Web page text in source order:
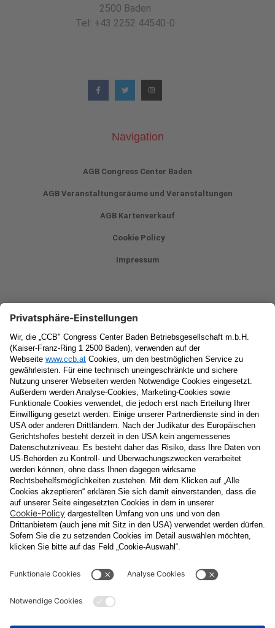
2500 Baden
Tel: +43 2252 44540-0
Navigation
AGB Congress Center Baden
AGB Veranstaltungsräume und Veranstaltungen
AGB Kartenverkauf
Cookie Policy
Impressum
Newsletter
Vorname
Nachname
E-Mail
Datenschutzerklärung
Ja , ich erlaube, dass meine personenbezogenen Daten, nämlich
Name undE-Mail-Adressefür personalisierte Zusendungen per E-
Mail, die Informationen über Events und das
Veranstaltungsprogramm vom Congress Center Baden
enthalten, von der "CCB" Congress Center Baden
Betriebsgesellschaft m.b.H. verarbeitet werden.
Die Verarbeitung meiner Daten erfolgt entsprechend der
Datenschutzerklärung der Casinos Austria Aktiengesellschaft und
unterwww.casinos.at/datenschutzabrufen und einsehen kann. Die
Einwilligung kann ich jederzeit postalisch an "CCB" Congress
2500 Baden, per E-Mail an
datenschutz@cal.at
oder in jeder elektronischen Zusendung